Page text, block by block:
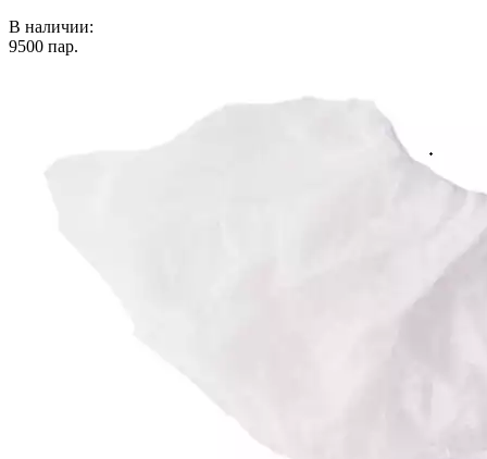
В наличии:
9500 пар.